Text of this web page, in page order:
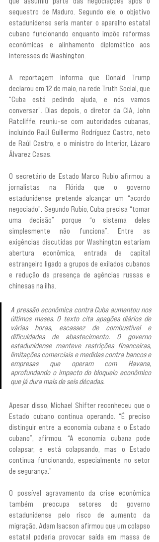
sequestro de Maduro. Segundo ele, o objetivo
estadunidense seria manter o aparelho estatal
cubano funcionando enquanto impõe reformas
econômicas e alinhamento diplomático aos
interesses de Washington.
A reportagem informa que Donald Trump
declarou em 12 de maio, na rede Truth Social, que
“Cuba está pedindo ajuda, e nós vamos
conversar”. Dias depois, o diretor da CIA, John
Ratcliffe, reuniu-se com autoridades cubanas,
incluindo Raúl Guillermo Rodríguez Castro, neto
de Raúl Castro, e o ministro do Interior, Lázaro
Álvarez Casas.
O secretário de Estado Marco Rubio afirmou a
jornalistas na Flórida que o governo
estadunidense pretende alcançar um “acordo
negociado”. Segundo Rubio, Cuba precisa “tomar
uma decisão” porque “o sistema deles
simplesmente não funciona”. Entre as
exigências discutidas por Washington estariam
abertura econômica, entrada de capital
estrangeiro ligado a grupos de exilados cubanos
e redução da presença de agências russas e
chinesas na ilha.
A pressão econômica contra Cuba aumentou nos
últimos meses. O texto cita apagões diários de
várias horas, escassez de combustível e
dificuldades de abastecimento. O governo
estadunidense manteve restrições financeiras,
limitações comerciais e medidas contra bancos e
empresas que operam com Havana,
aprofundando o impacto do bloqueio econômico
que já dura mais de seis décadas.
Apesar disso, Michael Shifter reconheceu que o
Estado cubano continua operando. “É preciso
distinguir entre a economia cubana e o Estado
cubano”, afirmou. “A economia cubana pode
colapsar, e está colapsando, mas o Estado
continua funcionando, especialmente no setor
de segurança.”
O possível agravamento da crise econômica
também preocupa setores do governo
estadunidense pelo risco de aumento da
migração. Adam Isacson afirmou que um colapso
estatal poderia provocar saída em massa de